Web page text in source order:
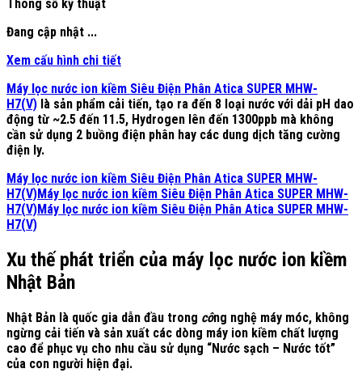
Thông số kỹ thuật
Đang cập nhật ...
Xem cấu hình chi tiết
Máy lọc nước ion kiềm Siêu Điện Phân Atica SUPER MHW-
H7(V) là sản phẩm cải tiến, tạo ra đến 8 loại nước với dải pH dao
động từ ~2.5 đến 11.5, Hydrogen lên đến 1300ppb mà không
cần sử dụng 2 buồng điện phân hay các dung dịch tăng cường
điện ly.
Máy lọc nước ion kiềm Siêu Điện Phân Atica SUPER MHW-
H7(V)Máy lọc nước ion kiềm Siêu Điện Phân Atica SUPER MHW-
H7(V)Máy lọc nước ion kiềm Siêu Điện Phân Atica SUPER MHW-
H7(V)
Xu thế phát triển của máy lọc nước ion kiềm
Nhật Bản
Nhật Bản là quốc gia dẫn đầu trong công nghệ máy móc, không
ngừng cải tiến và sản xuất các dòng máy ion kiềm chất lượng
cao để phục vụ cho nhu cầu sử dụng “Nước sạch – Nước tốt”
của con người hiện đại.